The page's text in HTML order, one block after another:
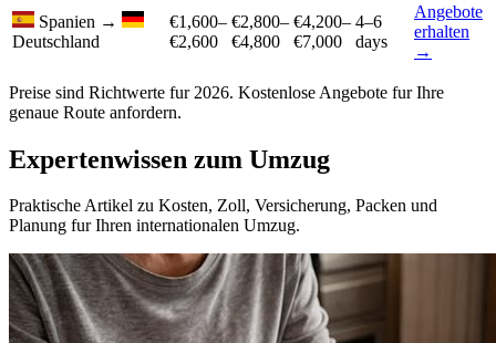
Spanien →
Deutschland
€1,600–
€2,600
€2,800–
€4,800
€4,200–
€7,000
4–6
days
Angebote
erhalten
→
Preise sind Richtwerte fur 2026. Kostenlose Angebote fur Ihre
genaue Route anfordern.
Expertenwissen zum Umzug
Praktische Artikel zu Kosten, Zoll, Versicherung, Packen und
Planung fur Ihren internationalen Umzug.